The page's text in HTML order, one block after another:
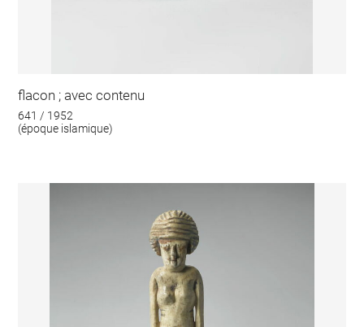
flacon ; avec contenu
641 / 1952
(époque islamique)